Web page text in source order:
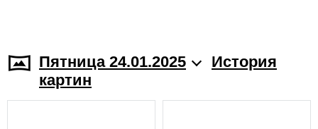
Пятница 24.01.2025
История
картин